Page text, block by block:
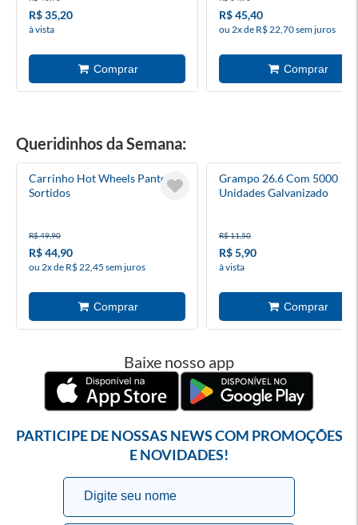
R$ 35,20
à vista
R$ 45,40
ou 2x de R$ 22,70 sem juros
Queridinhos da Semana:
Carrinho Hot Wheels Pantone
Sortidos
R$ 49,90
R$ 44,90
ou 2x de R$ 22,45 sem juros
Grampo 26.6 Com 5000
Unidades Galvanizado
R$ 11,50
R$ 5,90
à vista
Baixe nosso app
PARTICIPE DE NOSSAS NEWS COM PROMOÇÕES
E NOVIDADES!